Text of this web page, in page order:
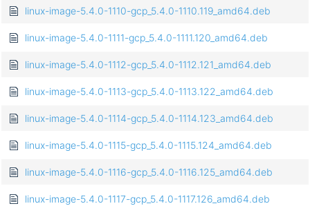
linux-image-5.4.0-1110-gcp_5.4.0-1110.119_amd64.deb
linux-image-5.4.0-1111-gcp_5.4.0-1111.120_amd64.deb
linux-image-5.4.0-1112-gcp_5.4.0-1112.121_amd64.deb
linux-image-5.4.0-1113-gcp_5.4.0-1113.122_amd64.deb
linux-image-5.4.0-1114-gcp_5.4.0-1114.123_amd64.deb
linux-image-5.4.0-1115-gcp_5.4.0-1115.124_amd64.deb
linux-image-5.4.0-1116-gcp_5.4.0-1116.125_amd64.deb
linux-image-5.4.0-1117-gcp_5.4.0-1117.126_amd64.deb